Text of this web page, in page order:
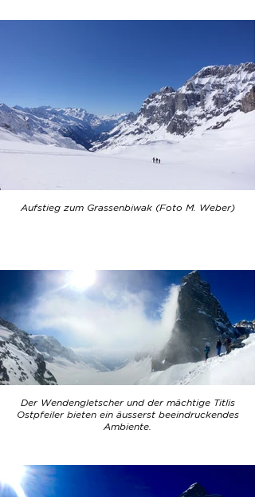
Aufstieg zum Grassenbiwak (Foto M. Weber)
Der Wendengletscher und der mächtige Titlis
Ostpfeiler bieten ein äusserst beeindruckendes
Ambiente.